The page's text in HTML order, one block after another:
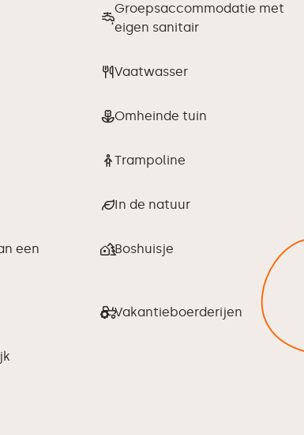
Groepsaccommodatie met
eigen sanitair
Vaatwasser
Omheinde tuin
Trampoline
In de natuur
een
Boshuisje
Vakantieboerderijen